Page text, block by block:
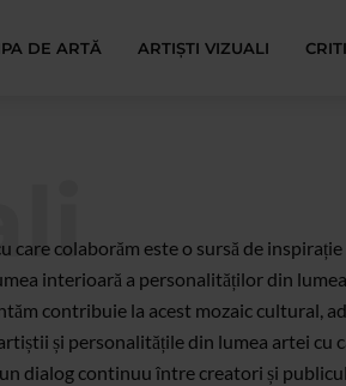
DE ARTĂ ARTIȘTI VIZUALI
colaborăm este o sursă de
interioară a personalităților din
contribuie la acest mozaic cultural,
și personalitățile din lumea artei
dialog continuu între creatori și